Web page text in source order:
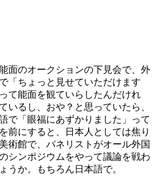
面のオークションの下見会で、外
「ちょっと見せていただけます
て能面を観ていらしたんだけれ
いるし、おや？と思っていたら、
で「眼福にあずかりました」って
前にすると、日本人としては焦り
術館で、パネリストがオール外国
シンポジウムをやって議論を戦わ
うか。もちろん日本語で。